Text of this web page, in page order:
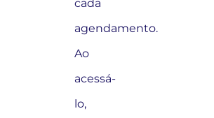
cada
agendamento.
Ao
acessá-
lo,